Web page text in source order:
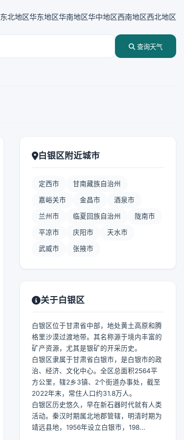
东北地区华东地区华南地区华中地区西南地区西北地区
查询天气
白银区附近城市
定西市 甘南藏族自治州
嘉峪关市 金昌市 酒泉市
兰州市 临夏回族自治州 陇南市
平凉市 庆阳市 天水市
武威市 张掖市
关于白银区
白银区位于甘肃省中部，地处黄土高原和腾
格里沙漠过渡地带。其名称源于境内丰富的
矿产资源，尤其是银矿的开采历史。
白银区隶属于甘肃省白银市，是白银市的政
治、经济、文化中心。全区总面积2564平
方公里，辖2乡3镇、2个街道办事处，截至
2022年末，常住人口约31.8万人。
白银区历史悠久，早在新石器时代就有人类
活动。秦汉时期属北地郡管辖，明清时期为
靖远县地，1956年设立白银市，198...